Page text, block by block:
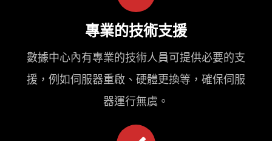
專業的技術支援
數據中心內有專業的技術人員可提供必要的支
援，例如伺服器重啟、硬體更換等，確保伺服
器運行無虞。